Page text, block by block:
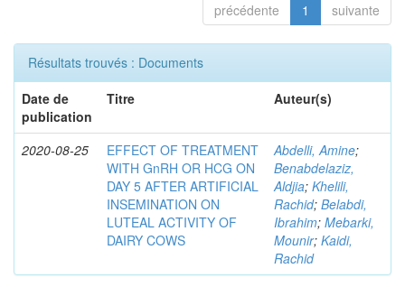
précédente 1 suivante
Résultats trouvés : Documents
Date de
publication
Titre Auteur(s)
2020-08-25
EFFECT OF TREATMENT
WITH GnRH OR HCG ON
DAY 5 AFTER ARTIFICIAL
INSEMINATION ON
LUTEAL ACTIVITY OF
DAIRY COWS
Abdelli, Amine;
Benabdelaziz,
Aldjia; Khelili,
Rachid; Belabdi,
Ibrahim; Mebarki,
Mounir; Kaidi,
Rachid